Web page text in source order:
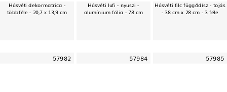
Húsvéti dekormatrica -
többféle - 20,7 x 13,9 cm
Húsvéti lufi - nyuszi -
alumínium fólia - 78 cm
Húsvéti filc függődísz - tojás
- 38 cm x 28 cm - 3 féle
57982 57984 57985